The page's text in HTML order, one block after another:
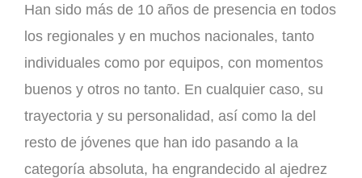
Han sido más de 10 años de presencia en todos
los regionales y en muchos nacionales, tanto
individuales como por equipos, con momentos
buenos y otros no tanto. En cualquier caso, su
trayectoria y su personalidad, así como la del
resto de jóvenes que han ido pasando a la
categoría absoluta, ha engrandecido al ajedrez